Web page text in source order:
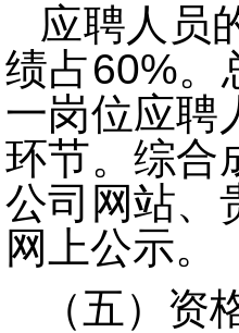
应聘人员
绩占60%。
一岗位应聘
环节。综合
公司网站、
网上公示。
（五）资